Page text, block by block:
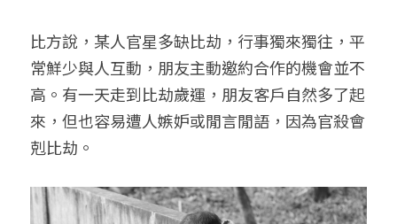
比方說，某人官星多缺比劫，行事獨來獨往，平
常鮮少與人互動，朋友主動邀約合作的機會並不
高。有一天走到比劫歲運，朋友客戶自然多了起
來，但也容易遭人嫉妒或閒言閒語，因為官殺會
剋比劫。